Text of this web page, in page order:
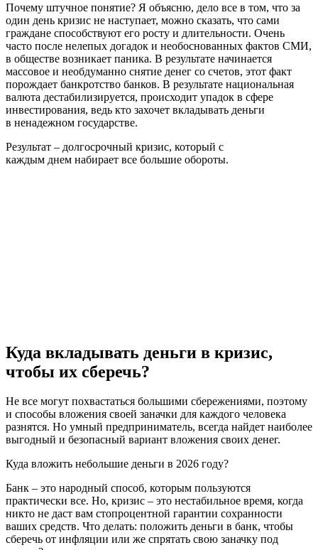
Почему штучное понятие? Я объясню, дело все в том, что за
один день кризис не наступает, можно сказать, что сами
граждане способствуют его росту и длительности. Очень
часто после нелепых догадок и необоснованных фактов СМИ,
в обществе возникает паника. В результате начинается
массовое и необдуманно снятие денег со счетов, этот факт
порождает банкротство банков. В результате национальная
валюта дестабилизируется, происходит упадок в сфере
инвестирования, ведь кто захочет вкладывать деньги
в ненадежном государстве.
Результат – долгосрочный кризис, который с
каждым днем набирает все большие обороты.
Куда вкладывать деньги в кризис,
чтобы их сберечь?
Не все могут похвастаться большими сбережениями, поэтому
и способы вложения своей заначки для каждого человека
разнятся. Но умный предприниматель, всегда найдет наиболее
выгодный и безопасный вариант вложения своих денег.
Куда вложить небольшие деньги в 2026 году?
Банк – это народный способ, которым пользуются
практически все. Но, кризис – это нестабильное время, когда
никто не даст вам стопроцентной гарантии сохранности
ваших средств. Что делать: положить деньги в банк, чтобы
сберечь от инфляции или же спрятать свою заначку под